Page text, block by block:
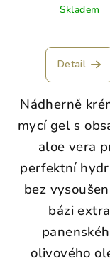
Skladem
Detail
Nádherně
mycí gel s
aloe vera
perfektní
bez
bázi extra
olivového